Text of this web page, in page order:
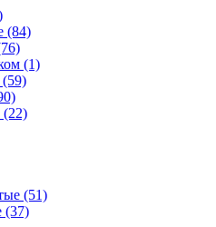
(84)
(1)
(59)
(22)
(51)
(37)